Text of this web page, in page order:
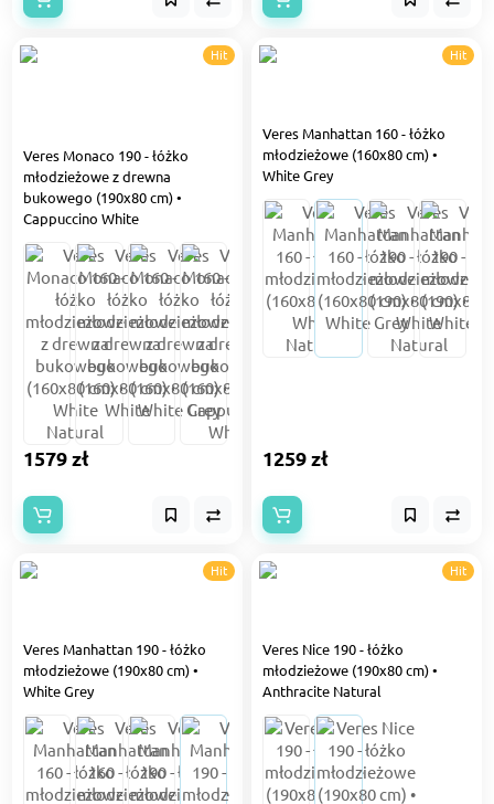
Hit
Veres Monaco 190 - łóżko
młodzieżowe z drewna
bukowego (190x80 cm) •
Сappuccino White
1579 zł
Hit
Veres Manhattan 160 - łóżko
młodzieżowe (160x80 cm) •
White Grey
1259 zł
Hit
Veres Manhattan 190 - łóżko
młodzieżowe (190x80 cm) •
White Grey
Hit
Veres Nice 190 - łóżko
młodzieżowe (190x80 cm) •
Anthracite Natural